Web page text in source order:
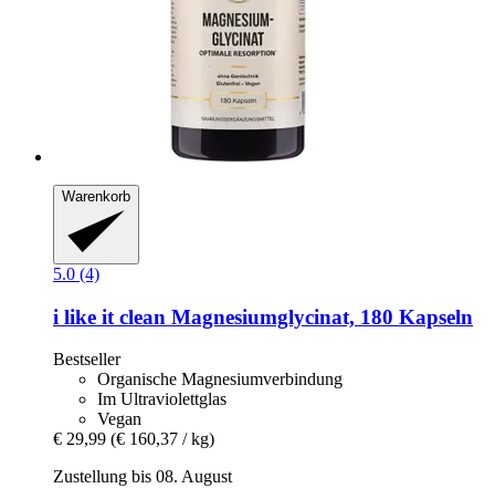
Warenkorb
5.0 (4)
i like it clean Magnesiumglycinat, 180 Kapseln
Bestseller
Organische Magnesiumverbindung
Im Ultraviolettglas
Vegan
€ 29,99 (€ 160,37 / kg)
Zustellung bis 08. August